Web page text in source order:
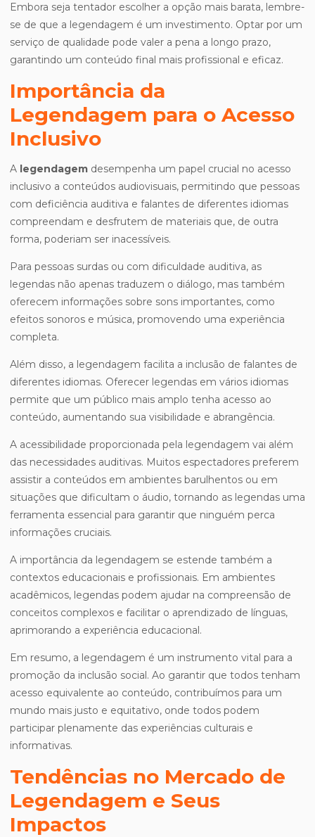
Embora seja tentador escolher a opção mais barata, lembre-
se de que a legendagem é um investimento. Optar por um
serviço de qualidade pode valer a pena a longo prazo,
garantindo um conteúdo final mais profissional e eficaz.
Importância da
Legendagem para o Acesso
Inclusivo
A legendagem desempenha um papel crucial no acesso
inclusivo a conteúdos audiovisuais, permitindo que pessoas
com deficiência auditiva e falantes de diferentes idiomas
compreendam e desfrutem de materiais que, de outra
forma, poderiam ser inacessíveis.
Para pessoas surdas ou com dificuldade auditiva, as
legendas não apenas traduzem o diálogo, mas também
oferecem informações sobre sons importantes, como
efeitos sonoros e música, promovendo uma experiência
completa.
Além disso, a legendagem facilita a inclusão de falantes de
diferentes idiomas. Oferecer legendas em vários idiomas
permite que um público mais amplo tenha acesso ao
conteúdo, aumentando sua visibilidade e abrangência.
A acessibilidade proporcionada pela legendagem vai além
das necessidades auditivas. Muitos espectadores preferem
assistir a conteúdos em ambientes barulhentos ou em
situações que dificultam o áudio, tornando as legendas uma
ferramenta essencial para garantir que ninguém perca
informações cruciais.
A importância da legendagem se estende também a
contextos educacionais e profissionais. Em ambientes
acadêmicos, legendas podem ajudar na compreensão de
conceitos complexos e facilitar o aprendizado de línguas,
aprimorando a experiência educacional.
Em resumo, a legendagem é um instrumento vital para a
promoção da inclusão social. Ao garantir que todos tenham
acesso equivalente ao conteúdo, contribuímos para um
mundo mais justo e equitativo, onde todos podem
participar plenamente das experiências culturais e
informativas.
Tendências no Mercado de
Legendagem e Seus
Impactos